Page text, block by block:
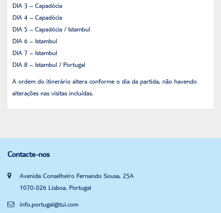
DIA 3 – Capadócia
DIA 4 – Capadócia
DIA 5 – Capadócia / Istambul
DIA 6 – Istambul
DIA 7 – Istambul
DIA 8 – Istambul / Portugal
A ordem do itinerário altera conforme o dia da partida, não havendo
alterações nas visitas incluídas.
Contacte-nos
Avenida Conselheiro Fernando Sousa, 25A
1070-026 Lisboa, Portugal
info.portugal@tui.com